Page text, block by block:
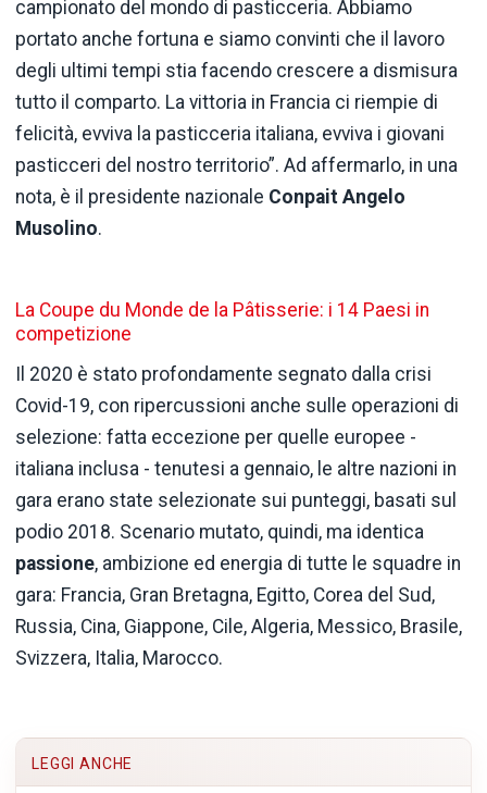
campionato del mondo di pasticceria. Abbiamo
portato anche fortuna e siamo convinti che il lavoro
degli ultimi tempi stia facendo crescere a dismisura
tutto il comparto. La vittoria in Francia ci riempie di
felicità, evviva la pasticceria italiana, evviva i giovani
pasticceri del nostro territorio”. Ad affermarlo, in una
nota, è il presidente nazionale Conpait Angelo
Musolino.
La Coupe du Monde de la Pâtisserie: i 14 Paesi in
competizione
Il 2020 è stato profondamente segnato dalla crisi
Covid-19, con ripercussioni anche sulle operazioni di
selezione: fatta eccezione per quelle europee -
italiana inclusa - tenutesi a gennaio, le altre nazioni in
gara erano state selezionate sui punteggi, basati sul
podio 2018. Scenario mutato, quindi, ma identica
passione, ambizione ed energia di tutte le squadre in
gara: Francia, Gran Bretagna, Egitto, Corea del Sud,
Russia, Cina, Giappone, Cile, Algeria, Messico, Brasile,
Svizzera, Italia, Marocco.
LEGGI ANCHE